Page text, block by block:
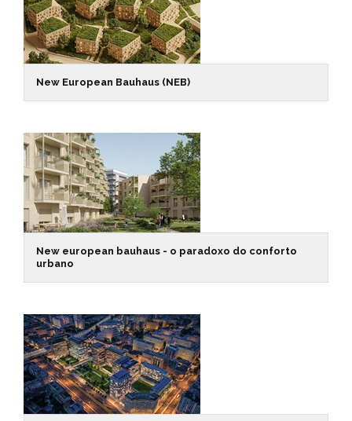
New European Bauhaus (NEB)
New european bauhaus - o paradoxo do conforto
urbano